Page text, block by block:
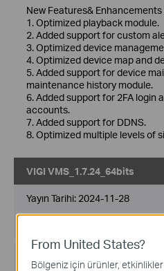
New Features& Enhancements
1. Optimized playback module.
2. Added support for custom
3. Optimized device
4. Optimized device map and
5. Added support for device
maintenance history module.
6. Added support for 2FA login
accounts.
7. Added support for DDNS.
8. Optimized multiple levels of
VIGI VMS_1.7.24_64bits
Yayın Tarihi: 2024-11-28
From United States?
Bölgeniz için ürünler, etkinlikler